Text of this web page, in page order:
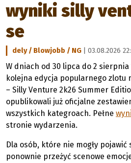
wyniki silly
se
dely / Blowjobb / NG | 03.08.2026
W dniach od 30 lipca do 2 sierpnia
kolejna edycja popularnego zlotu
– Silly Venture 2k26 Summer
opublikowali już oficjalne
wszystkich kategroach. Pełne
stronie wydarzenia.
Dla osób, które nie mogły
ponownie przeżyć scenowe